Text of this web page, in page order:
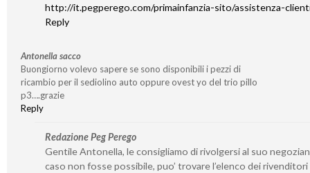
http://it.pegperego.com/primainfanzia-sito/assistenza-
Reply
Antonella sacco
Buongiorno volevo sapere se sono disponibili i pezzi di
ricambio per il sediolino auto oppure ovest yo del trio pillo
p3….grazie
Reply
Redazione Peg Perego
Gentile Antonella, le consigliamo di rivolgersi al suo
caso non fosse possibile, puo’ trovare l’elenco dei rivenditori